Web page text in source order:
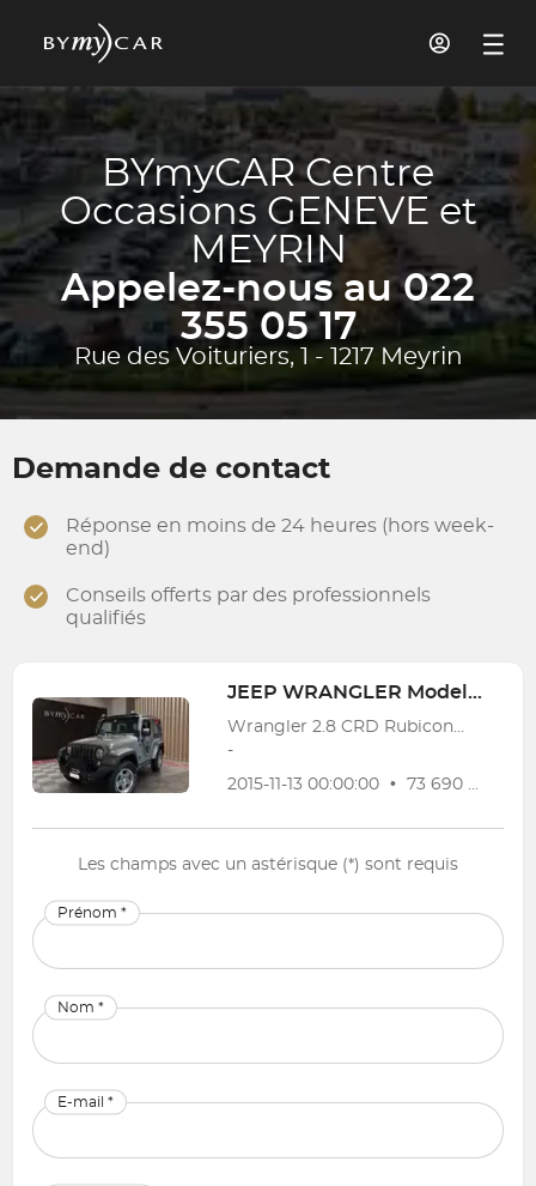
BYmyCAR Centre
Occasions GENEVE et
MEYRIN
Appelez-nous au 022
355 05 17
Rue des Voituriers, 1 - 1217 Meyrin
Demande de contact
Réponse en moins de 24 heures (hors week-
end)
Conseils offerts par des professionnels
qualifiés
JEEP WRANGLER Modell 2007-
Wrangler 2.8 CRD Rubicon Recon Automatic hardtop
-
2015-11-13 00:00:00 • 73 690 km
Les champs avec un astérisque (*) sont requis
Prénom *
Nom *
E-mail *